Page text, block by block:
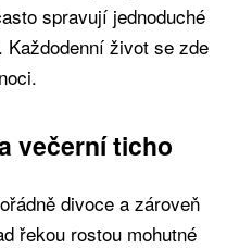
spravují jednoduché
život se zde
večerní ticho
divoce a zároveň
řekou rostou mohutné